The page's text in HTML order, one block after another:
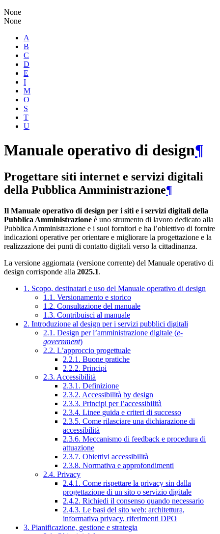
None
None
A
B
C
D
E
I
M
O
S
T
U
Manuale operativo di design¶
Progettare siti internet e servizi digitali
della Pubblica Amministrazione¶
Il Manuale operativo di design per i siti e i servizi digitali della
Pubblica Amministrazione è uno strumento di lavoro dedicato alla
Pubblica Amministrazione e i suoi fornitori e ha l’obiettivo di fornire
indicazioni operative per orientare e migliorare la progettazione e la
realizzazione dei punti di contatto digitali verso la cittadinanza.
La versione aggiornata (versione corrente) del Manuale operativo di
design corrisponde alla 2025.1.
1. Scopo, destinatari e uso del Manuale operativo di design
1.1. Versionamento e storico
1.2. Consultazione del manuale
1.3. Contribuisci al manuale
2. Introduzione al design per i servizi pubblici digitali
2.1. Design per l’amministrazione digitale (e-
government)
2.2. L’approccio progettuale
2.2.1. Buone pratiche
2.2.2. Principi
2.3. Accessibilità
2.3.1. Definizione
2.3.2. Accessibilità by design
2.3.3. Principi per l’accessibilità
2.3.4. Linee guida e criteri di successo
2.3.5. Come rilasciare una dichiarazione di
accessibilità
2.3.6. Meccanismo di feedback e procedura di
attuazione
2.3.7. Obiettivi accessibilità
2.3.8. Normativa e approfondimenti
2.4. Privacy
2.4.1. Come rispettare la privacy sin dalla
progettazione di un sito o servizio digitale
2.4.2. Richiedi il consenso quando necessario
2.4.3. Le basi del sito web: architettura,
informativa privacy, riferimenti DPO
3. Pianificazione, gestione e strategia